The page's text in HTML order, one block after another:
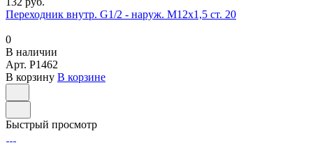
Переходник внутр. G1/2 - наруж. М12х1,5 ст. 20
0
В наличии
Арт. P1462
В корзину В корзине
Быстрый просмотр